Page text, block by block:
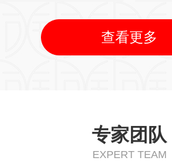
查看更多
专家团队
EXPERT TEAM